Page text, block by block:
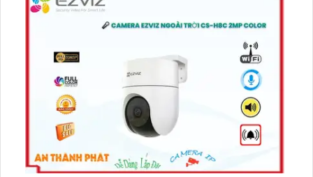
người dùng giao tiếp từ xa, đảm bảo an toàn và hiệu
quả cho việc giám sát.
Ngoài ra, Camera An Ninh Wifi IPC-A22EP-H-V2 còn
được trang bị công nghệ hồng ngoại SMD hỗ trợ thẻ
nhớ, cho phép ghi lại hình ảnh trong điều kiện thiếu
sáng. Điều này đảm bảo rằng bạn có thể theo dõi và
giám sát dễ dàng, ngay cả khi có ít ánh sáng môi
trường. Công nghệ hồng ngoại SMD cung cấp hình
ảnh trung thực, sắc nét và màu sắc đẹp hơn, kết hợp
với cảm biến CMOS, giúp tăng cường khả năng giám